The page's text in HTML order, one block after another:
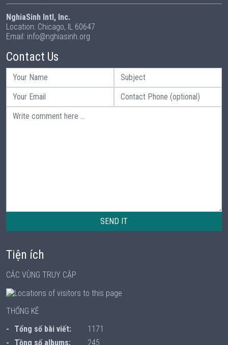
NghiaSinh Intl, Inc.
Location: Chicago, IL 60647
Email: info@nghiasinh.org
Contact Us
SEND IT
Tiện ích
CÁC VÙNG TRUY CẬP
THỐNG KÊ
Tổng số bài viết:
1171
Tồng số albums:
245